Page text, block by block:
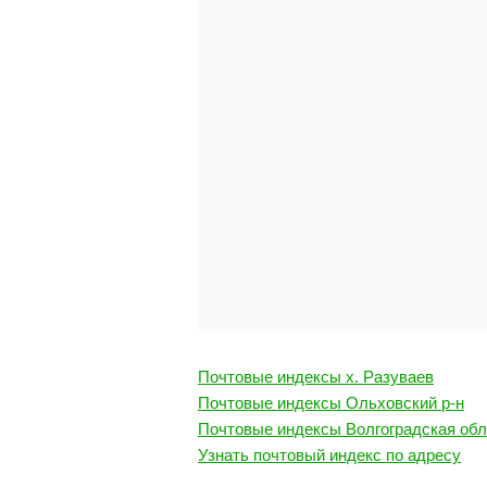
Почтовые индексы х. Разуваев
Почтовые индексы Ольховский р-н
Почтовые индексы Волгоградская
Узнать почтовый индекс по адресу